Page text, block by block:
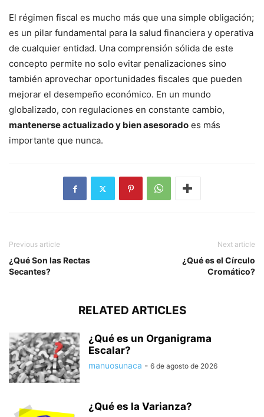
El régimen fiscal es mucho más que una simple obligación;
es un pilar fundamental para la salud financiera y operativa
de cualquier entidad. Una comprensión sólida de este
concepto permite no solo evitar penalizaciones sino
también aprovechar oportunidades fiscales que pueden
mejorar el desempeño económico. En un mundo
globalizado, con regulaciones en constante cambio,
mantenerse actualizado y bien asesorado es más
importante que nunca.
Previous article
¿Qué Son las Rectas
Secantes?
Next article
¿Qué es el Círculo
Cromático?
RELATED ARTICLES
¿Qué es un Organigrama
Escalar?
manuosunaca - 6 de agosto de 2026
¿Qué es la Varianza?